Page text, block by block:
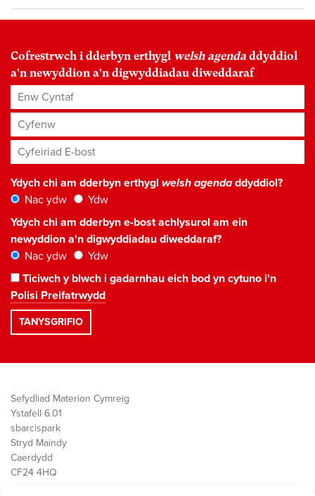
Cofrestrwch i dderbyn erthygl welsh agenda ddyddiol
a'n newyddion a'n digwyddiadau diweddaraf
Enw Cyntaf
Cyfenw
Cyfeiriad E-bost*
Ydych chi am dderbyn erthygl welsh agendaddyddiol?
Nac ydw
Ydw
Ydych chi am dderbyn e-bost achlysurol am ein
newyddion a'n digwyddiadau diweddaraf?
Nac ydw
Ydw
Ticiwch y blwch i gadarnhau eich bod yn cytuno i'n
Polisi Preifatrwydd
Sefydliad Materion Cymreig
Ystafell 6.01
sbarc|spark
Stryd Maindy
Caerdydd
CF24 4HQ